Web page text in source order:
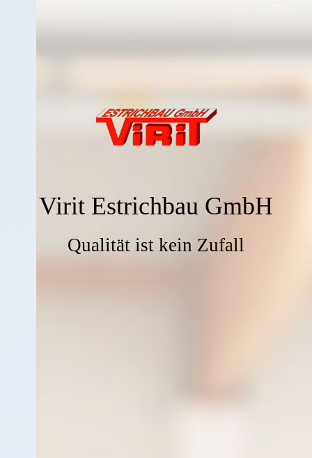
Virit Estrichbau GmbH
Qualität ist kein Zufall